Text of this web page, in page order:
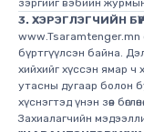
3. ХЭРЭГЛЭГЧИЙН
www.Tsaramtenger.mn
бүртгүүлсэн байна.
хийхийг хүссэн ямар ч
утасны дугаар болон
хүснэгтэд үнэн зөв бөглөнө.
Захиалагчийн